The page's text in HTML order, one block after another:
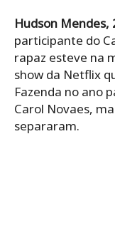
Hudson Mendes,
participante do
rapaz esteve na
show da Netflix
Fazenda no ano
Carol Novaes,
separaram.